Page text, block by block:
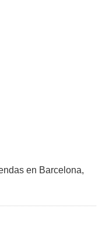
en Barcelona,